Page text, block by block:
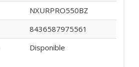
NXURPRO550BZ
8436587975561
Disponible